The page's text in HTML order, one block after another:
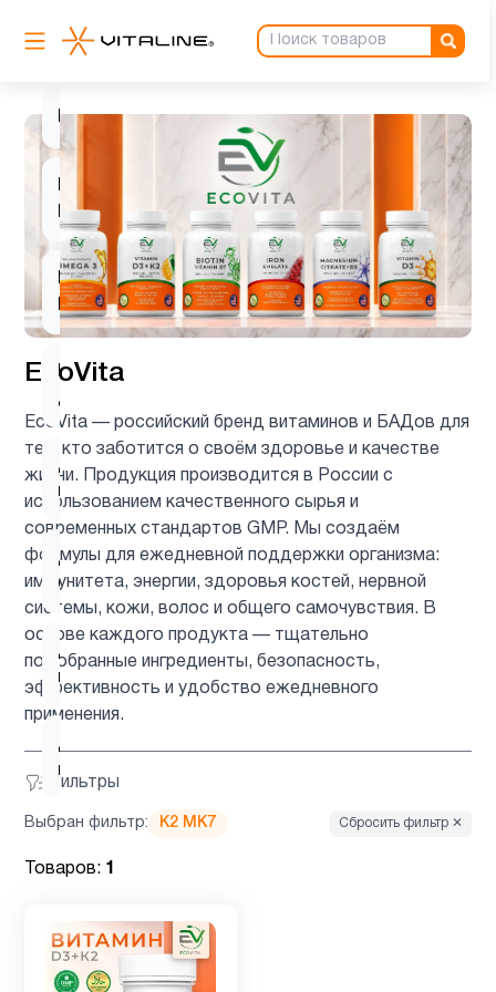
EcoVita
EcoVita — российский бренд витаминов и БАДов для
тех, кто заботится о своём здоровье и качестве
жизни. Продукция производится в России с
использованием качественного сырья и
современных стандартов GMP. Мы создаём
формулы для ежедневной поддержки организма:
иммунитета, энергии, здоровья костей, нервной
системы, кожи, волос и общего самочувствия. В
основе каждого продукта — тщательно
подобранные ингредиенты, безопасность,
эффективность и удобство ежедневного
применения.
Фильтры
Барберин 1
Биотин 1
Витамин
D3
4
Витамин
д3
Деятельность
1
Для
беременных
Для
3
Для
1
Здоровый
Выбран фильтр: K2 MK7 Сбросить фильтр ✕
Товаров: 1